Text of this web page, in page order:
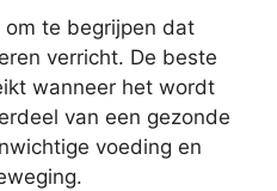
te begrijpen dat
verricht. De beste
wanneer het wordt
van een gezonde
voeding en